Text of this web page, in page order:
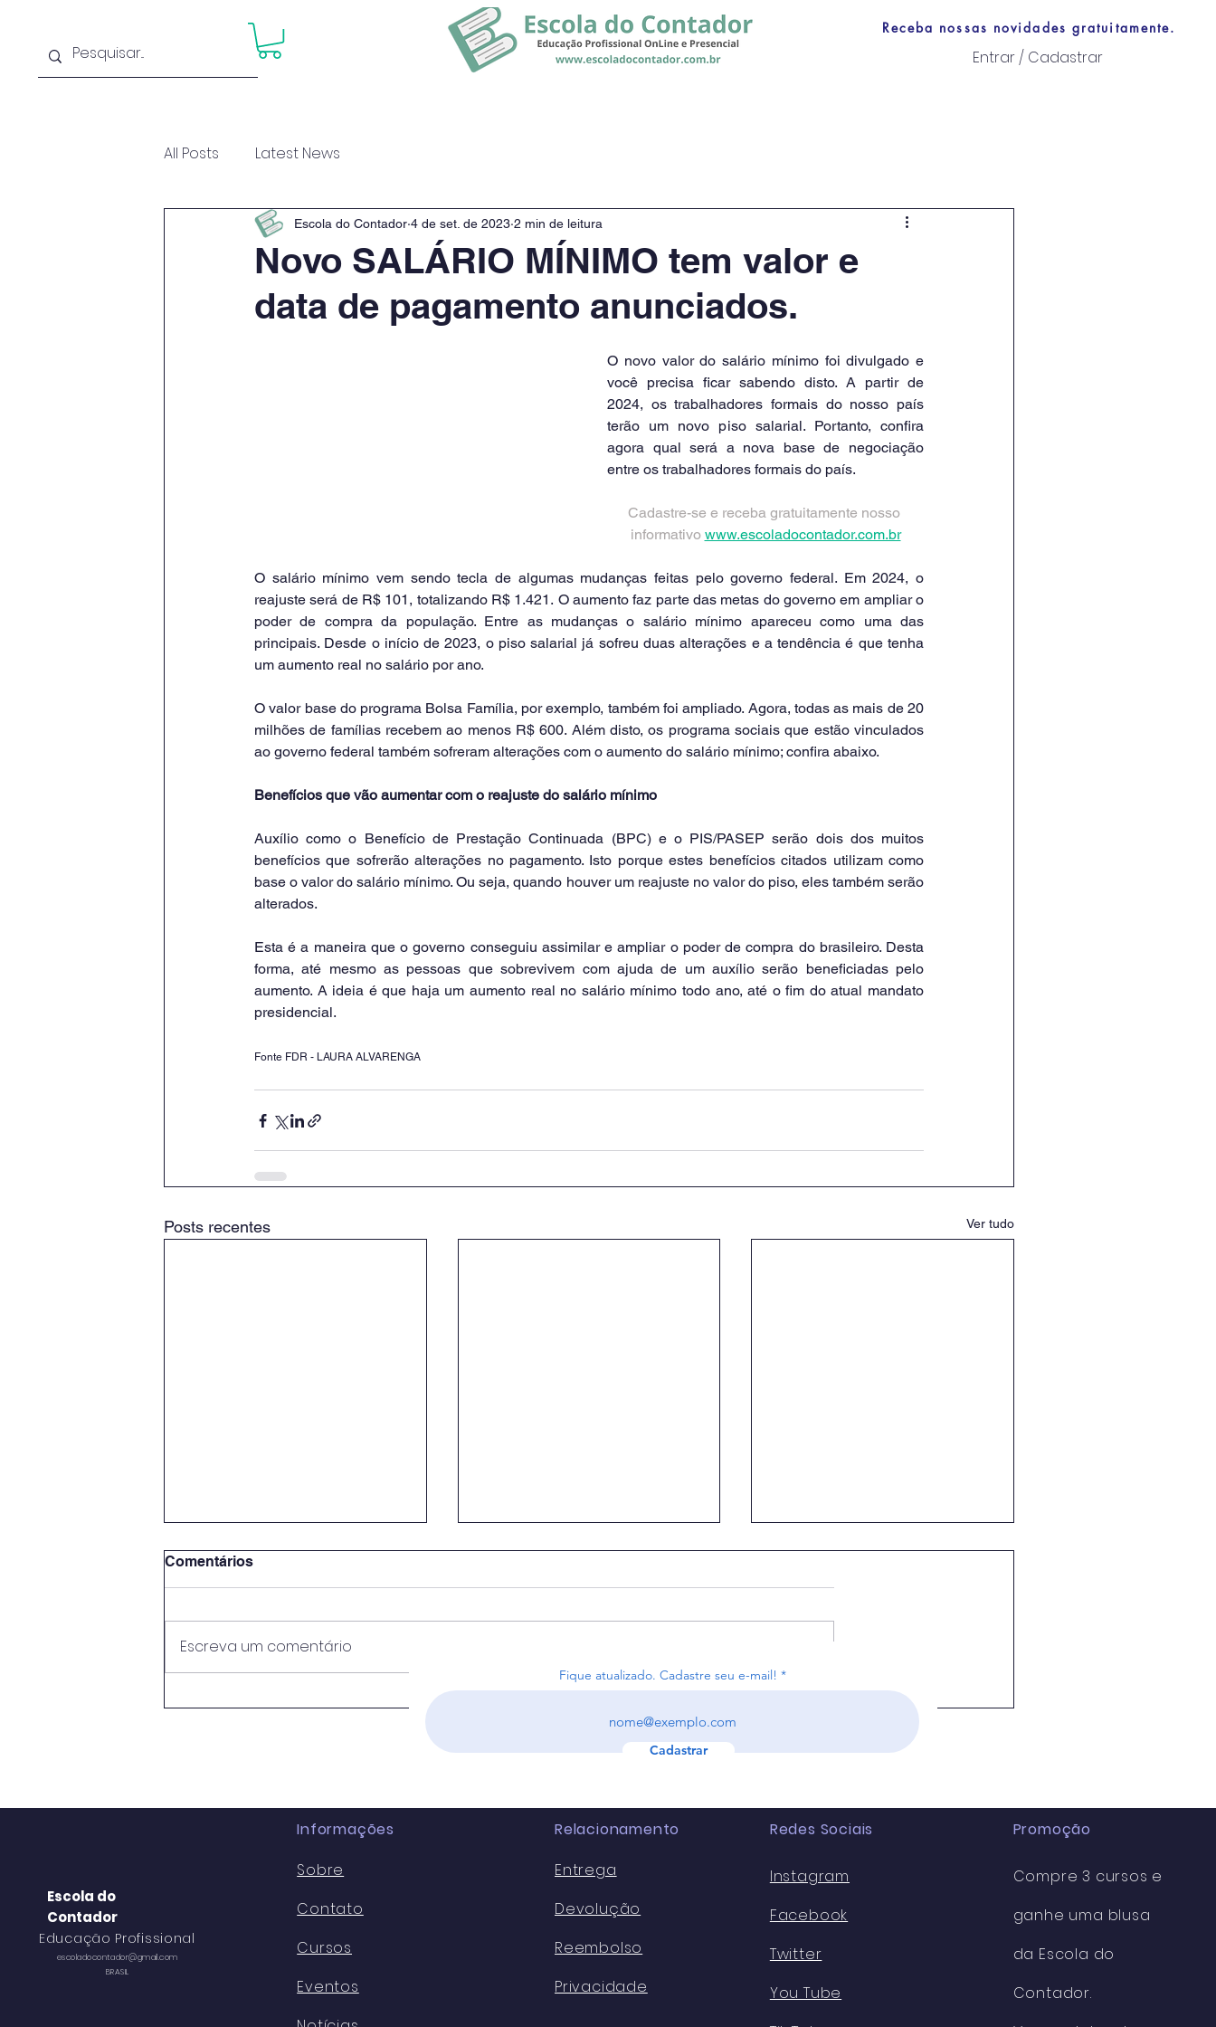
Receba nossas novidades gratuitamente.
Entrar / Cadastrar
All Posts Latest News
Novo SALÁRIO MÍNIMO tem valor e
data de pagamento anunciados.
Escola do Contador 4 de set. de 2023 2 min de leitura
O novo valor do salário mínimo foi divulgado e
você precisa ficar sabendo disto. A partir de
2024, os trabalhadores formais do nosso país
terão um novo piso salarial. Portanto, confira
agora qual será a nova base de negociação
entre os trabalhadores formais do país.
Cadastre-se e receba gratuitamente nosso
informativo www.escoladocontador.com.br
O salário mínimo vem sendo tecla de algumas mudanças feitas pelo governo federal. Em 2024, o
reajuste será de R$ 101, totalizando R$ 1.421. O aumento faz parte das metas do governo em ampliar o
poder de compra da população. Entre as mudanças o salário mínimo apareceu como uma das
principais. Desde o início de 2023, o piso salarial já sofreu duas alterações e a tendência é que tenha
um aumento real no salário por ano.
O valor base do programa Bolsa Família, por exemplo, também foi ampliado. Agora, todas as mais de 20
milhões de famílias recebem ao menos R$ 600. Além disto, os programa sociais que estão vinculados
ao governo federal também sofreram alterações com o aumento do salário mínimo; confira abaixo.
Benefícios que vão aumentar com o reajuste do salário mínimo
Auxílio como o Benefício de Prestação Continuada (BPC) e o PIS/PASEP serão dois dos muitos
benefícios que sofrerão alterações no pagamento. Isto porque estes benefícios citados utilizam como
base o valor do salário mínimo. Ou seja, quando houver um reajuste no valor do piso, eles também serão
alterados.
Esta é a maneira que o governo conseguiu assimilar e ampliar o poder de compra do brasileiro. Desta
forma, até mesmo as pessoas que sobrevivem com ajuda de um auxílio serão beneficiadas pelo
aumento. A ideia é que haja um aumento real no salário mínimo todo ano, até o fim do atual mandato
presidencial.
Fonte FDR - LAURA ALVARENGA
Posts recentes Ver tudo
de declarações do IR na
Arrecadação federal bate
recorde e soma R$ 222,1
bilhões em fev/2026.
Comentários
Escreva um comentário
Fique atualizado. Cadastre seu e-mail!
Cadastrar
Escola do
Contador
Educação Profissional
escoladocontador@gmail.com
BRASIL
Informações
Sobre
Contato
Cursos
Eventos
Relacionamento
Entrega
Devolução
Reembolso
Privacidade
Redes Sociais
Instagram
Facebook
Twitter
You Tube
Promoção
Compre 3 cursos e
ganhe uma blusa
da Escola do
Contador.